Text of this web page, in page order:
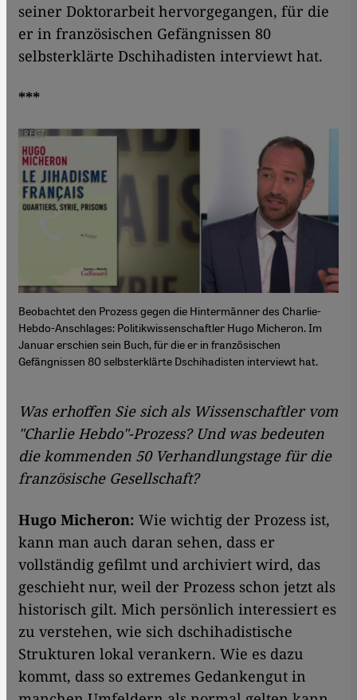
seiner Doktorarbeit hervorgegangen, für die
er in französischen Gefängnissen 80
selbsterklärte Dschihadisten interviewt hat.
***
Beobachtet den Prozess gegen die Hintermänner des Charlie-
Hebdo-Anschlages: Politikwissenschaftler Hugo Micheron. Im
Januar erschien sein Buch, für die er in französischen
Gefängnissen 80 selbsterklärte Dschihadisten interviewt hat.
Was erhoffen Sie sich als Wissenschaftler vom
"Charlie Hebdo"-Prozess? Und was bedeuten
die kommenden 50 Verhandlungstage für die
französische Gesellschaft?
Hugo Micheron: Wie wichtig der Prozess ist,
kann man auch daran sehen, dass er
vollständig gefilmt und archiviert wird, das
geschieht nur, weil der Prozess schon jetzt als
historisch gilt. Mich persönlich interessiert es
zu verstehen, wie sich dschihadistische
Strukturen lokal verankern. Wie es dazu
kommt, dass so extremes Gedankengut in